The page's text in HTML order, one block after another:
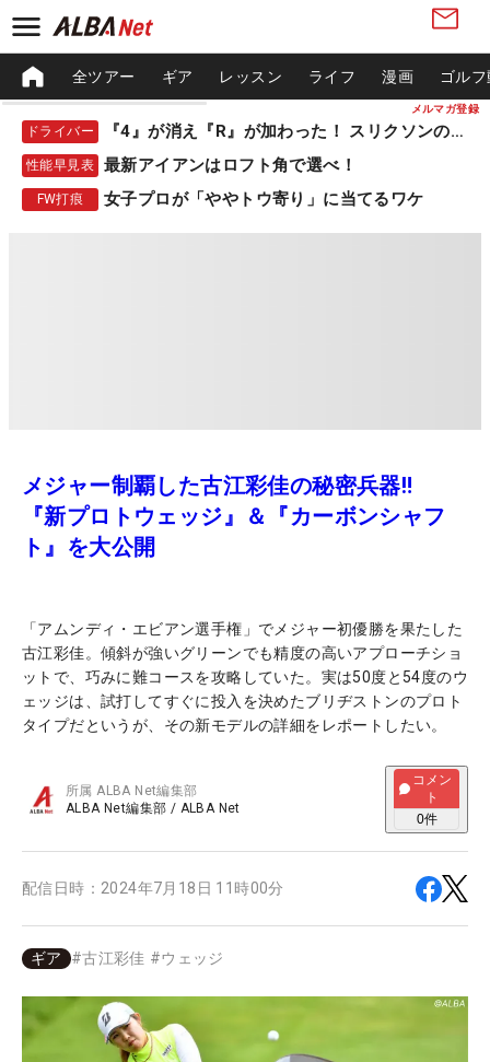
メルマガ登録
全ツアー ギア レッスン ライフ 漫画 ゴル
ドライバー 『4』が消え『R』が加わった！ スリクソンの新作
性能早見表 最新アイアンはロフト角で選べ！
FW打痕 女子プロが「ややトウ寄り」に当てるワケ
メジャー制覇した古江彩佳の秘密兵器‼
『新プロトウェッジ』＆『カーボンシャフ
ト』を大公開
「アムンディ・エビアン選手権」でメジャー初優勝を果たした
古江彩佳。傾斜が強いグリーンでも精度の高いアプローチショ
ットで、巧みに難コースを攻略していた。実は50度と54度のウ
ェッジは、試打してすぐに投入を決めたブリヂストンのプロト
タイプだというが、その新モデルの詳細をレポートしたい。
所属ALBA Net編集部
ALBA Net編集部 / ALBA Net
コメン
ト
0件
配信日時： 2024年7月18日 11時00分
ギア #古江彩佳 #ウェッジ